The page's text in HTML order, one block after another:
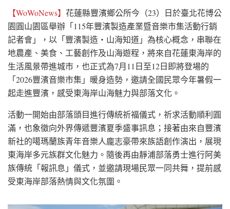
【WoWoNews】 花蓮縣豐濱鄉公所今（23）日於臺北花博公
園圓山園區舉辦「115年豐濱製造產業暨音樂市集活動行銷
記者會」，以「豐濱製造・山海知道」為核心概念，串聯在
地農產、美食、工藝創作及山海遊程，將來自花蓮東海岸的
生活風景帶進城市，也正式為7月11日至12日即將登場的
「2026豐濱音樂市集」暖身造勢，邀請全國民眾今年暑假一
起走進豐濱，感受東海岸山海魅力與部落文化。
活動一開始由部落頭目進行傳統祈福儀式，祈求活動順利圓
滿，也象徵向外界傳遞豐濱夏季盛事訊息；接著由來自豐濱
新社的噶瑪蘭族青年音樂人龐志豪帶來族語創作演出，展現
東海岸多元族群文化魅力。隨後再由靜浦部落勇士進行阿美
族傳統「報訊息」儀式，並邀請現場民眾一同共舞，提前感
受東海岸部落熱情與文化氛圍。